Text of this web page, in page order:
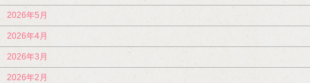
2026年5月
2026年4月
2026年3月
2026年2月